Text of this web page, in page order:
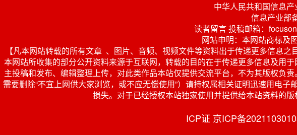
中华人民共和国信息
信息产业部
读者留言 投稿邮箱：
网站申明：本网站商标及
【凡本网站转载的所有文章 、图片、音频、视频文件等资料出于传递更多信息
本网站所收集的部分公开资料来源于互联网，转载的目的在于传递更多信息及用
主投稿和发布、编辑整理上传，对此类作品本站仅提供交流平台，不为其版权负
需要删除“不宜上网供大家浏览，或不应无偿使用”）请持权属相关证明迅速用电
损失。对于已经授权本站独家使用并提供给本站资料的
ICP证 京ICP备